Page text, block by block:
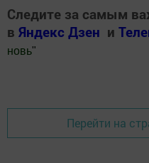
Следите за самым
в Яндекс Дзен и
новь"
Перейти на